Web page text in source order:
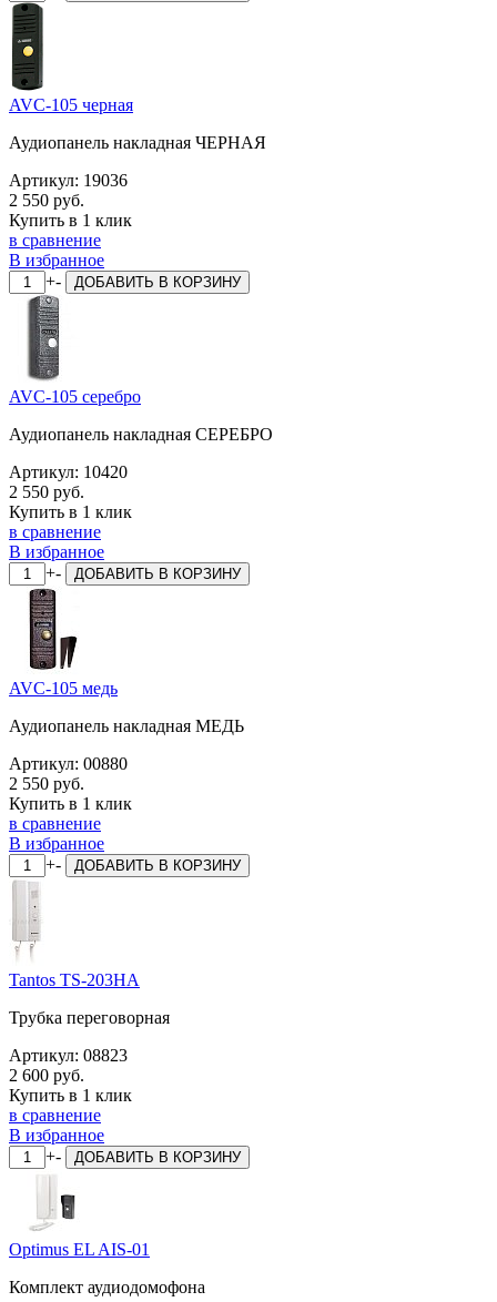
AVC-105 черная
Аудиопанель накладная ЧЕРНАЯ
Артикул: 19036
2 550 руб.
Купить в 1 клик
в сравнение
В избранное
+- ДОБАВИТЬ В КОРЗИНУ
AVC-105 серебро
Аудиопанель накладная СЕРЕБРО
Артикул: 10420
2 550 руб.
Купить в 1 клик
в сравнение
В избранное
+- ДОБАВИТЬ В КОРЗИНУ
AVC-105 медь
Аудиопанель накладная МЕДЬ
Артикул: 00880
2 550 руб.
Купить в 1 клик
в сравнение
В избранное
+- ДОБАВИТЬ В КОРЗИНУ
Tantos TS-203HA
Трубка переговорная
Артикул: 08823
2 600 руб.
Купить в 1 клик
в сравнение
В избранное
+- ДОБАВИТЬ В КОРЗИНУ
Optimus EL AIS-01
Комплект аудиодомофона